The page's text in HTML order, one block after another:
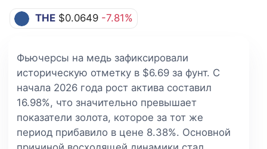
THE $0.0649 -7.81%
Фьючерсы на медь зафиксировали
историческую отметку в $6.69 за фунт. С
начала 2026 года рост актива составил
16.98%, что значительно превышает
показатели золота, которое за тот же
период прибавило в цене 8.38%. Основной